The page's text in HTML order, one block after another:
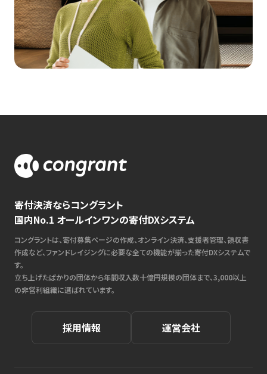
寄付決済ならコングラント
国内No.1 オールインワンの寄付DXシステム
コングラントは、寄付募集ページの作成、オンライン決済、支援者管理、領収書
作成など、ファンドレイジングに必要な全ての機能が揃った寄付DXシステムで
す。
立ち上げたばかりの団体から年間収入数十億円規模の団体まで、3,000以上
の非営利組織に選ばれています。
採用情報 運営会社